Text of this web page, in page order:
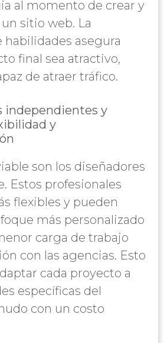
al momento de crear y
sitio web. La
habilidades asegura
final sea atractivo,
de atraer tráfico.
independientes y
y
son los diseñadores
Estos profesionales
flexibles y pueden
más personalizado
carga de trabajo
con las agencias. Esto
cada proyecto a
específicas del
con un costo